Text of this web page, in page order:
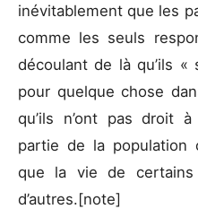
inévitablement que les
comme les seuls
découlant de là qu’ils «
pour quelque chose
qu’ils n’ont pas droit
partie de la population
que la vie de
d’autres.[note]